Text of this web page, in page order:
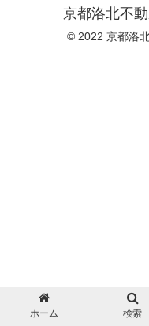
京都洛北不
© 2022 京都洛
ホーム 検索